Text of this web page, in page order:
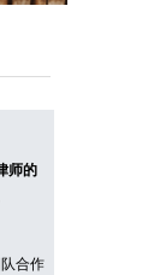
师的
合作